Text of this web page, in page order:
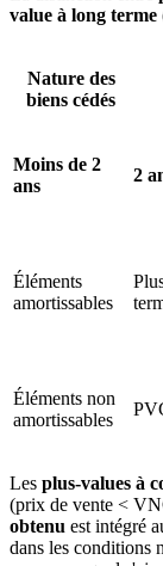
value à long terme
Nature des
biens cédés
Moins de 2
ans
2
Éléments
amortissables
Éléments non
amortissables
Les plus-values à
(prix de vente <
obtenu est intégré
dans les conditions